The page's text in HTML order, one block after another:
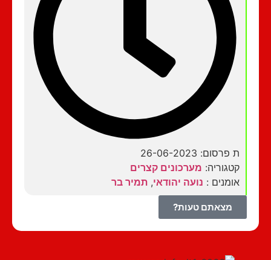
ת פרסום: 26-06-2023
קטגוריה:מערכונים קצרים
אומנים :נועה יהודאי ,תמיר בר
מצאתם טעות?